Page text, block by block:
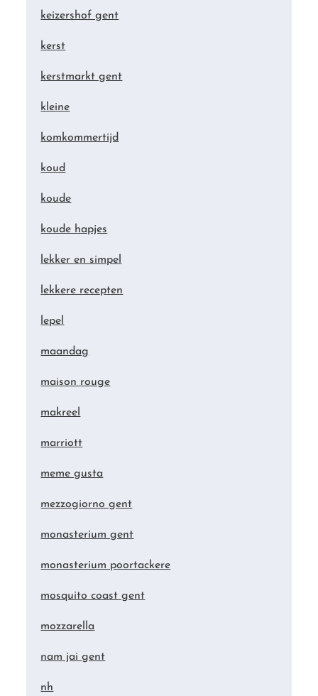
keizershof gent
kerst
kerstmarkt gent
kleine
komkommertijd
koud
koude
koude hapjes
lekker en simpel
lekkere recepten
lepel
maandag
maison rouge
makreel
marriott
meme gusta
mezzogiorno gent
monasterium gent
monasterium poortackere
mosquito coast gent
mozzarella
nam jai gent
nh